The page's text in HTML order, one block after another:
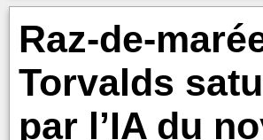
Raz-de-
Torvalds
par l’IA du